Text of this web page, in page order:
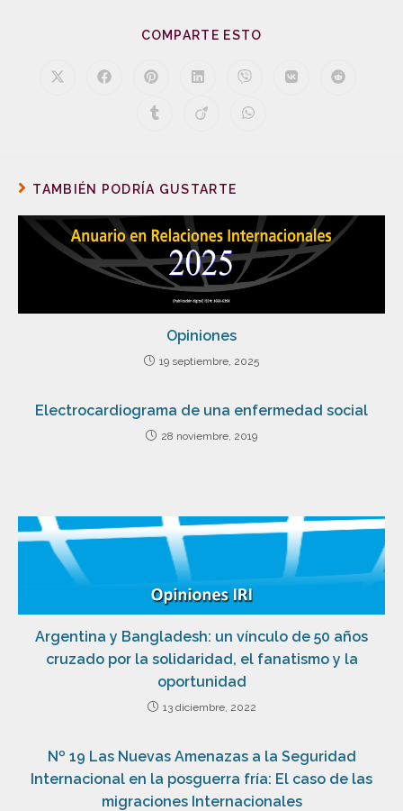
COMPARTE ESTO
TAMBIÉN PODRÍA GUSTARTE
Opiniones
19 septiembre, 2025
Electrocardiograma de una enfermedad social
28 noviembre, 2019
Argentina y Bangladesh: un vínculo de 50 años
cruzado por la solidaridad, el fanatismo y la
oportunidad
13 diciembre, 2022
Nº 19 Las Nuevas Amenazas a la Seguridad
Internacional en la posguerra fría: El caso de las
migraciones Internacionales